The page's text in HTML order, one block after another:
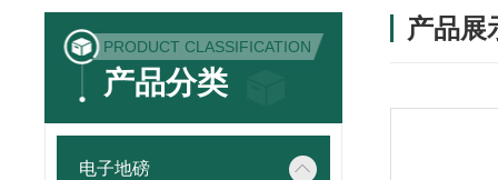
PRODUCT CLASSIFICATION
产品分类
电子地磅
产品展